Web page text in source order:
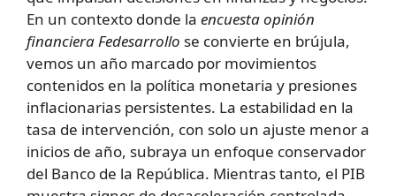
En un contexto donde la encuesta opinión
financiera Fedesarrollo se convierte en brújula,
vemos un año marcado por movimientos
contenidos en la política monetaria y presiones
inflacionarias persistentes. La estabilidad en la
tasa de intervención, con solo un ajuste menor a
inicios de año, subraya un enfoque conservador
del Banco de la República. Mientras tanto, el PIB